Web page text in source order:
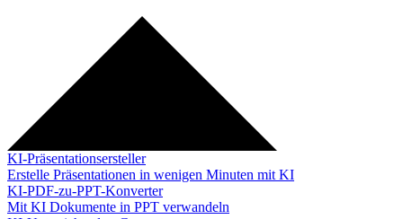
KI-Präsentationsersteller
Erstelle Präsentationen in wenigen Minuten mit KI
KI-PDF-zu-PPT-Konverter
Mit KI Dokumente in PPT verwandeln